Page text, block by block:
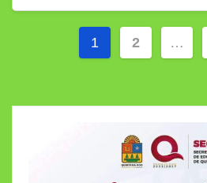
Paginación
entradas
1 2 …